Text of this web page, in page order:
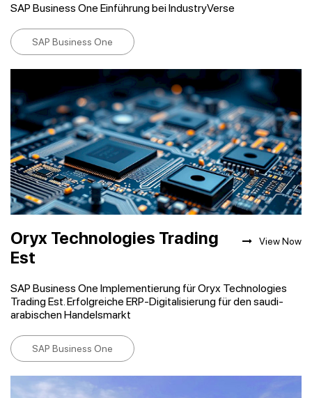
SAP Business One Einführung bei IndustryVerse
SAP Business One
Oryx Technologies Trading
Est
SAP Business One Implementierung für Oryx Technologies
Trading Est. Erfolgreiche ERP-Digitalisierung für den saudi-
arabischen Handelsmarkt
View Now
SAP Business One